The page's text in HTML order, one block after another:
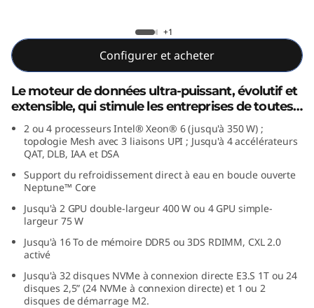
m
a
n
e
d
a
n
Lenovo ThinkSystem SR850 V4
+1
Configurer et acheter
Le moteur de données ultra-puissant, évolutif et
extensible, qui stimule les entreprises de toutes
tailles.
2 ou 4 processeurs Intel® Xeon® 6 (jusqu'à 350 W) ;
topologie Mesh avec 3 liaisons UPI ; Jusqu'à 4 accélérateurs
QAT, DLB, IAA et DSA
Support du refroidissement direct à eau en boucle ouverte
Neptune™ Core
Jusqu'à 2 GPU double-largeur 400 W ou 4 GPU simple-
largeur 75 W
Jusqu'à 16 To de mémoire DDR5 ou 3DS RDIMM, CXL 2.0
activé
Jusqu'à 32 disques NVMe à connexion directe E3.S 1T ou 24
disques 2,5” (24 NVMe à connexion directe) et 1 ou 2
disques de démarrage M2.